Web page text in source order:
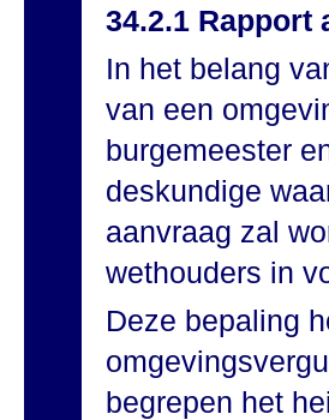
34.2.1 Rapport
In het belang
van een
burgemeester
deskundige
aanvraag zal
wethouders in
Deze bepaling
begrepen het